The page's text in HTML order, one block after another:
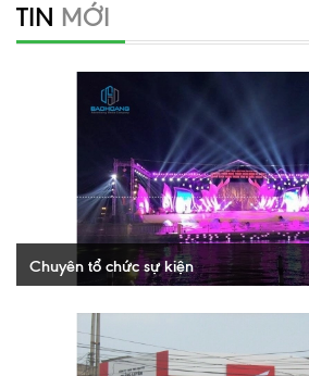
TIN MỚI
Chuyên tổ chức sự kiện
TỔ CHỨC SỰ KIỆN CHUYÊN NGHIỆP. Để
chuyên nghiệp và thành công là thành quả
động chặt chẽ, chuyên nghiệp,...